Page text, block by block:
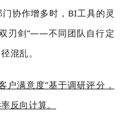
协作增多时，BI工具的灵
刃剑”——不同团队自行定
混乱。
户满意度”基于调研评分，
反向计算。